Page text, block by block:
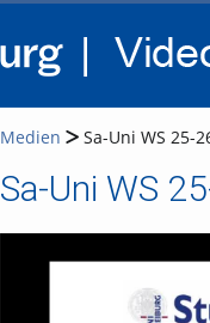
Medien Sa-Uni WS 25-
Sa-Uni WS